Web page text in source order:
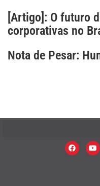
[Artigo]: O futuro
corporativas no
Nota de Pesar: